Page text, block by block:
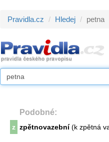
Pravidla.cz Hledej petna
Podobné:
z zpětnovazební(k zpětná